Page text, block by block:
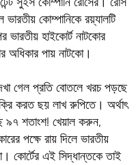
কোম্পানিকে রয়্যালটি
ভারতীয় হাইকোর্ট নাটকোর
অধিকার পায় নাটকো।
গেল প্রতি বোতলে খরচ পড়ছে
করত ছয় লাখ রুপিতে। অর্থাৎ
৯৭ শতাংশ! খেয়াল করুন,
পক্ষে রায় দিলে ভারতীয়
এই সিদ্ধান্তকে তাই